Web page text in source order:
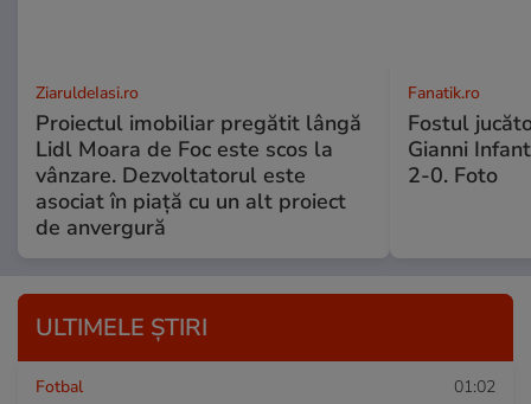
ZiaruldeIasi.ro
Proiectul imobiliar pregătit lângă
Lidl Moara de Foc este scos la
vânzare. Dezvoltatorul este
asociat în piață cu un alt proiect
de anvergură
Fanatik.ro
Fostul
Gianni
2-0. Foto
ULTIMELE ȘTIRI
Fotbal 01:02